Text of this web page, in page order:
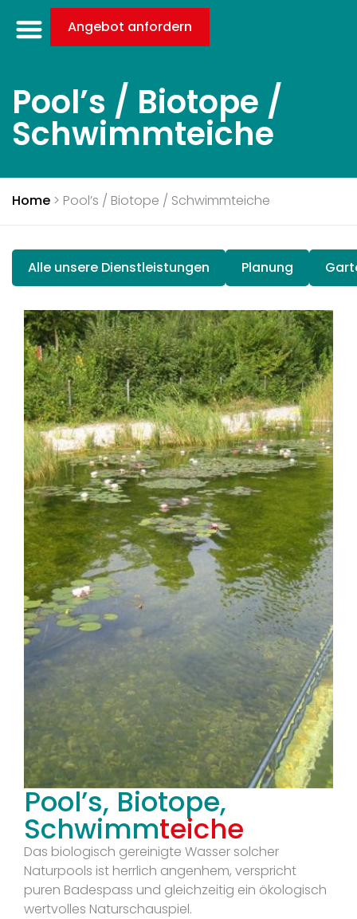
Angebot anfordern
Pool’s / Biotope /
Schwimmteiche
Home > Pool’s / Biotope / Schwimmteiche
Alle unsere Dienstleistungen Planung
Pool’s, Biotope,
Schwimmteiche
Das biologisch gereinigte Wasser solcher
Naturpools ist herrlich angenhem, verspricht
puren Badespass und gleichzeitig ein ökologisch
wertvolles Naturschauspiel.